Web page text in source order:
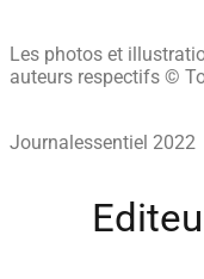
Les photos et
auteurs respectifs ©
Journalessentiel 2022